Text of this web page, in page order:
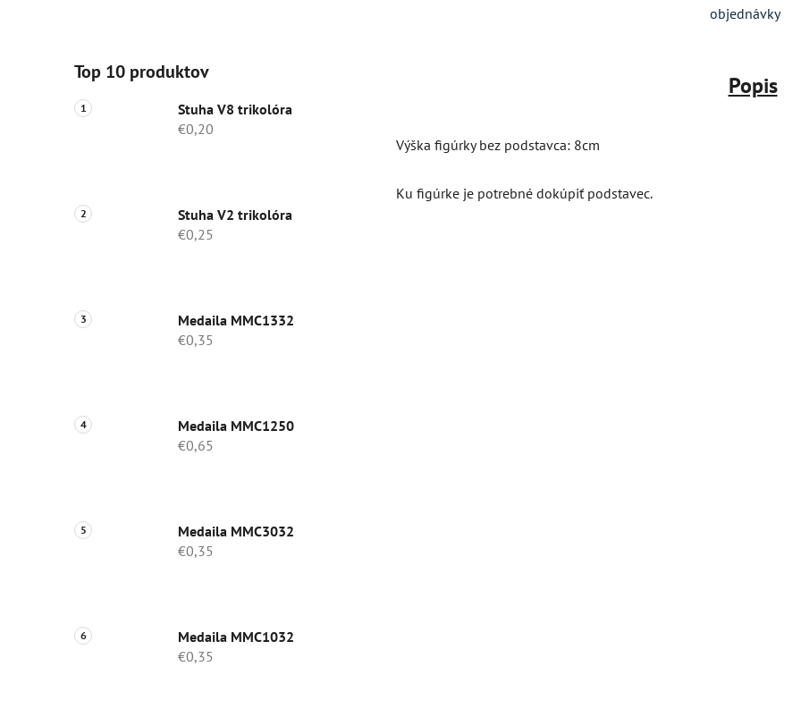
Top 10 produktov
Stuha V8 trikolóra
€0,20
Stuha V2 trikolóra
€0,25
Medaila MMC1332
€0,35
Medaila MMC1250
€0,65
Medaila MMC3032
€0,35
Medaila MMC1032
€0,35
objednávky
Popis
Výška figúrky bez podstavca: 8cm
Ku figúrke je potrebné dokúpiť podstavec.